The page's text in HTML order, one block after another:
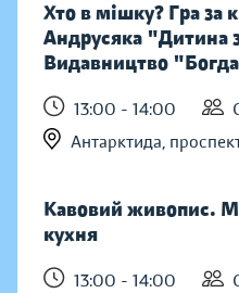
Хто в мішку? Гра за
Андрусяка "Дитина
Видавництво
13:00 - 14:00
Антарктида,
Кавовий живопис.
кухня
13:00 - 14:00